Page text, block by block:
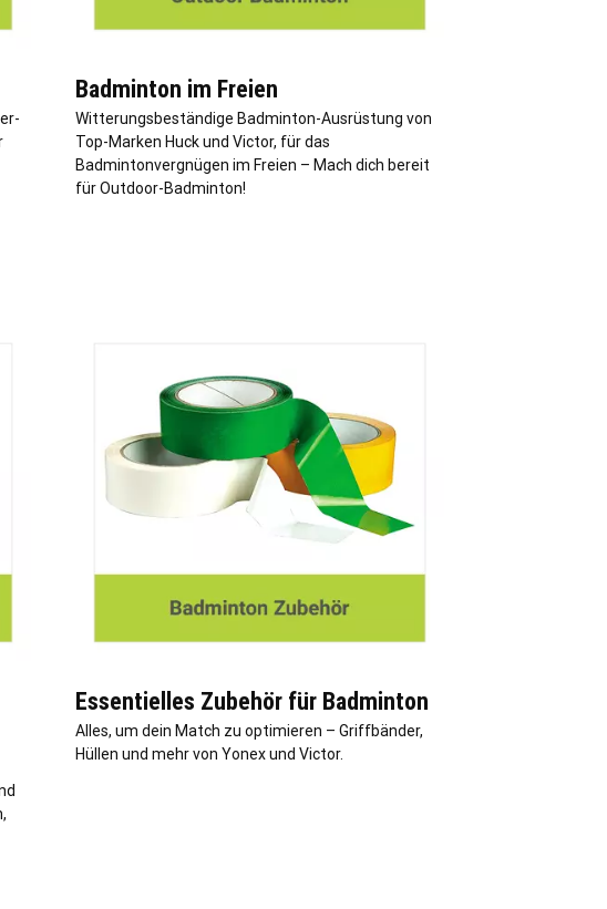
Badminton im Freien
Witterungsbeständige Badminton-Ausrüstung von
Top-Marken Huck und Victor, für das
Badmintonvergnügen im Freien – Mach dich bereit
für Outdoor-Badminton!
Essentielles Zubehör für Badminton
Alles, um dein Match zu optimieren – Griffbänder,
Hüllen und mehr von Yonex und Victor.